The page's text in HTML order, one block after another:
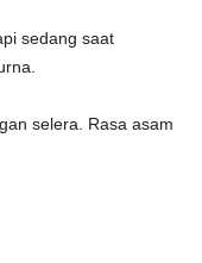
sedang saat
selera. Rasa asam